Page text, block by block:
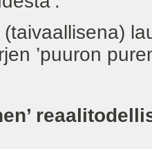
’puuron